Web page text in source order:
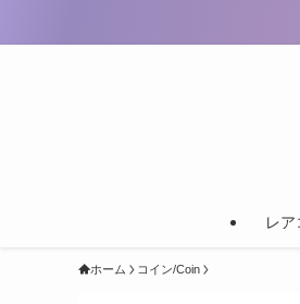
レ
ホーム コイン/Coin